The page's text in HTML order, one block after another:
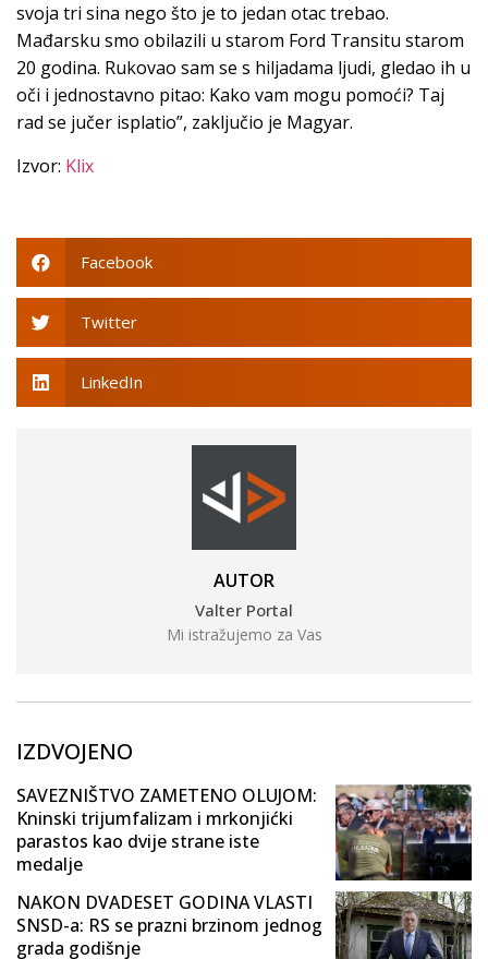
svoja tri sina nego što je to jedan otac trebao.
Mađarsku smo obilazili u starom Ford Transitu starom
20 godina. Rukovao sam se s hiljadama ljudi, gledao ih u
oči i jednostavno pitao: Kako vam mogu pomoći? Taj
rad se jučer isplatio”, zaključio je Magyar.
Izvor: Klix
Facebook
Twitter
LinkedIn
AUTOR
Valter Portal
Mi istražujemo za Vas
IZDVOJENO
SAVEZNIŠTVO ZAMETENO OLUJOM:
Kninski trijumfalizam i mrkonjićki
parastos kao dvije strane iste
medalje
NAKON DVADESET GODINA VLASTI
SNSD-a: RS se prazni brzinom jednog
grada godišnje